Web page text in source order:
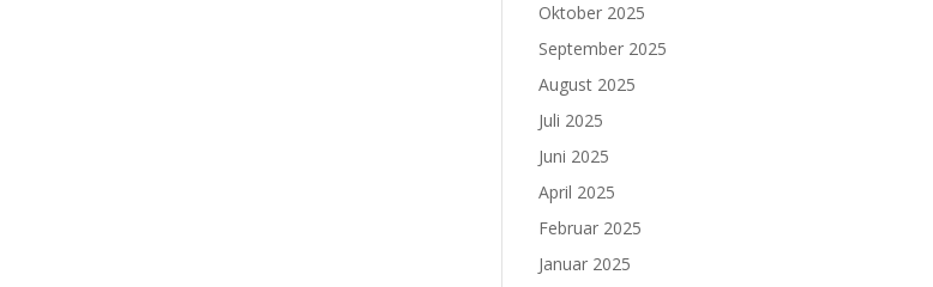
Oktober 2025
September 2025
August 2025
Juli 2025
Juni 2025
April 2025
Februar 2025
Januar 2025